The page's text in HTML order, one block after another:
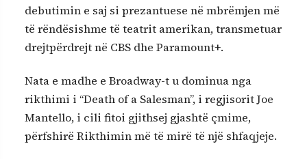
debutimin e saj si prezantuese në mbrëmjen më
të rëndësishme të teatrit amerikan, transmetuar
drejtpërdrejt në CBS dhe Paramount+.
Nata e madhe e Broadway-t u dominua nga
rikthimi i “Death of a Salesman”, i regjisorit Joe
Mantello, i cili fitoi gjithsej gjashtë çmime,
përfshirë Rikthimin më të mirë të një shfaqjeje.